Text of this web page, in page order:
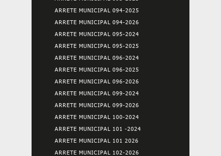
ARRETE MUNICIPAL 094-2025
ARRETE MUNICIPAL 094-2026
ARRETE MUNICIPAL 095-2024
ARRETE MUNICIPAL 095-2025
ARRETE MUNICIPAL 096-2024
ARRETE MUNICIPAL 096-2025
ARRETE MUNICIPAL 096-2026
ARRETE MUNICIPAL 099-2024
ARRETE MUNICIPAL 099-2026
ARRETE MUNICIPAL 100-2024
ARRETE MUNICIPAL 101 -2024
ARRETE MUNICIPAL 101 2026
ARRETE MUNICIPAL 102-2026